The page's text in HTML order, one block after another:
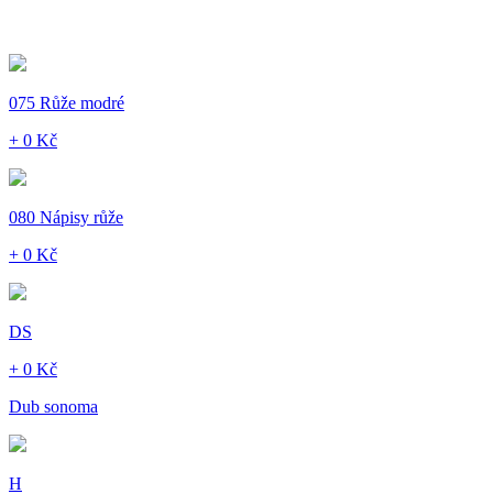
075 Růže modré
+ 0 Kč
080 Nápisy růže
+ 0 Kč
DS
+ 0 Kč
Dub sonoma
H